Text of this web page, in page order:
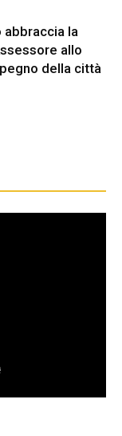
abbraccia la
allo
della città